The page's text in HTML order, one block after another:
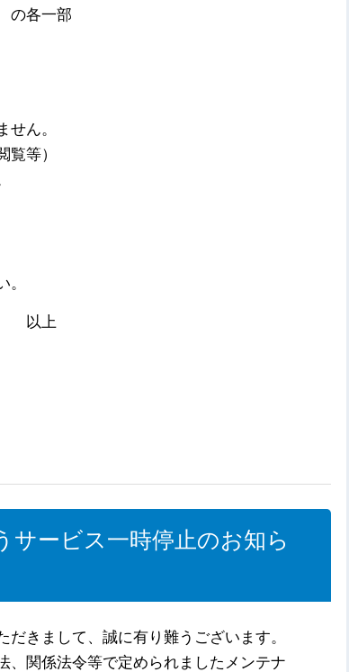
一部
ん。
等）
。
サービス一時停止のお知ら
きまして、誠に有り難うございます。
、関係法令等で定められましたメンテナ